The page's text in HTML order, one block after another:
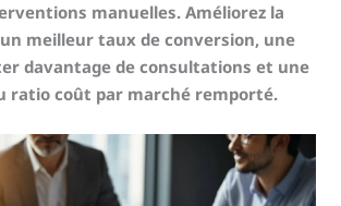
manuelles. Améliorez la
meilleur taux de conversion, une
davantage de consultations et une
ratio coût par marché remporté.